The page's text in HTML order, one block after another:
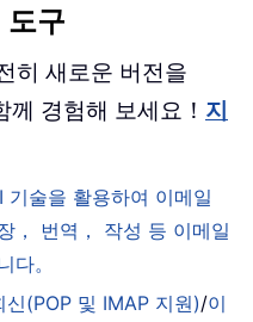
구
히 새로운 버전을
경험해 보세요！ 지
기술을 활용하여 이메일
， 번역， 작성 등 이메일
다。
신(POP 및 IMAP 지원)/이